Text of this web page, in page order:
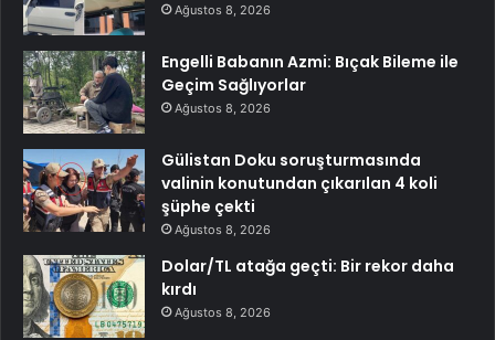
Ağustos 8, 2026
Engelli Babanın Azmi: Bıçak Bileme ile
Geçim Sağlıyorlar
Ağustos 8, 2026
Gülistan Doku soruşturmasında
valinin konutundan çıkarılan 4 koli
şüphe çekti
Ağustos 8, 2026
Dolar/TL atağa geçti: Bir rekor daha
kırdı
Ağustos 8, 2026